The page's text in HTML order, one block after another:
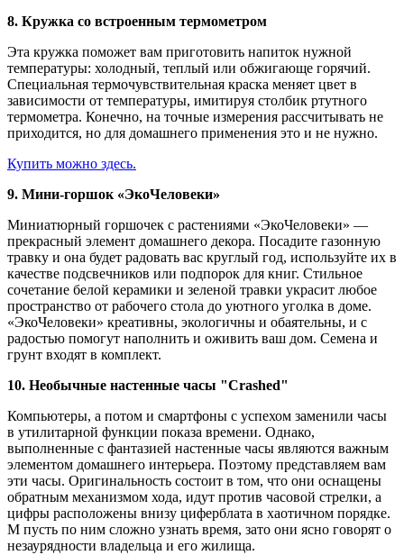
8. Кружка со встроенным термометром
Эта кружка поможет вам приготовить напиток нужной
температуры: холодный, теплый или обжигающе горячий.
Специальная термочувствительная краска меняет цвет в
зависимости от температуры, имитируя столбик ртутного
термометра. Конечно, на точные измерения рассчитывать не
приходится, но для домашнего применения это и не нужно.
Купить можно здесь.
9. Мини-горшок «ЭкоЧеловеки»
Миниатюрный горшочек с растениями «ЭкоЧеловеки» —
прекрасный элемент домашнего декора. Посадите газонную
травку и она будет радовать вас круглый год, используйте их в
качестве подсвечников или подпорок для книг. Стильное
сочетание белой керамики и зеленой травки украсит любое
пространство от рабочего стола до уютного уголка в доме.
«ЭкоЧеловеки» креативны, экологичны и обаятельны, и с
радостью помогут наполнить и оживить ваш дом. Семена и
грунт входят в комплект.
10. Необычные настенные часы "Crashed"
Компьютеры, а потом и смартфоны с успехом заменили часы
в утилитарной функции показа времени. Однако,
выполненные с фантазией настенные часы являются важным
элементом домашнего интерьера. Поэтому представляем вам
эти часы. Оригинальность состоит в том, что они оснащены
обратным механизмом хода, идут против часовой стрелки, а
цифры расположены внизу циферблата в хаотичном порядке.
М пусть по ним сложно узнать время, зато они ясно говорят о
незаурядности владельца и его жилища.